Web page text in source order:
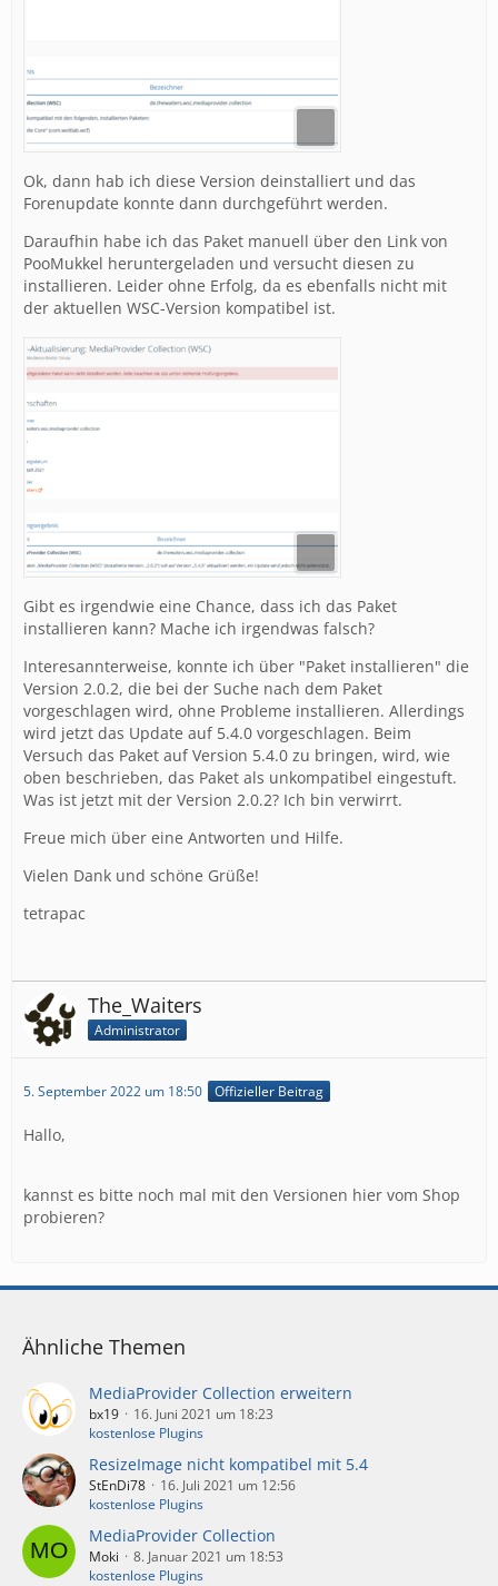
Ok, dann hab ich diese Version deinstalliert und das
Forenupdate konnte dann durchgeführt werden.
Daraufhin habe ich das Paket manuell über den Link von
PooMukkel heruntergeladen und versucht diesen zu
installieren. Leider ohne Erfolg, da es ebenfalls nicht mit
der aktuellen WSC-Version kompatibel ist.
Gibt es irgendwie eine Chance, dass ich das Paket
installieren kann? Mache ich irgendwas falsch?
Interesannterweise, konnte ich über "Paket installieren" die
Version 2.0.2, die bei der Suche nach dem Paket
vorgeschlagen wird, ohne Probleme installieren. Allerdings
wird jetzt das Update auf 5.4.0 vorgeschlagen. Beim
Versuch das Paket auf Version 5.4.0 zu bringen, wird, wie
oben beschrieben, das Paket als unkompatibel eingestuft.
Was ist jetzt mit der Version 2.0.2? Ich bin verwirrt.
Freue mich über eine Antworten und Hilfe.
Vielen Dank und schöne Grüße!
tetrapac
The_Waiters
Administrator
5. September 2022 um 18:50 Offizieller Beitrag
Hallo,
kannst es bitte noch mal mit den Versionen hier vom Shop
probieren?
Ähnliche Themen
MediaProvider Collection erweitern
bx19
16. Juni 2021 um 18:23
kostenlose Plugins
ResizeImage nicht kompatibel mit 5.4
StEnDi78
16. Juli 2021 um 12:56
kostenlose Plugins
MediaProvider Collection
Moki
8. Januar 2021 um 18:53
kostenlose Plugins